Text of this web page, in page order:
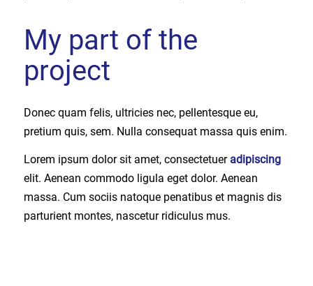
My part of the
project
Donec quam felis, ultricies nec, pellentesque eu,
pretium quis, sem. Nulla consequat massa quis enim.
Lorem ipsum dolor sit amet, consectetuer adipiscing
elit. Aenean commodo ligula eget dolor. Aenean
massa. Cum sociis natoque penatibus et magnis dis
parturient montes, nascetur ridiculus mus.